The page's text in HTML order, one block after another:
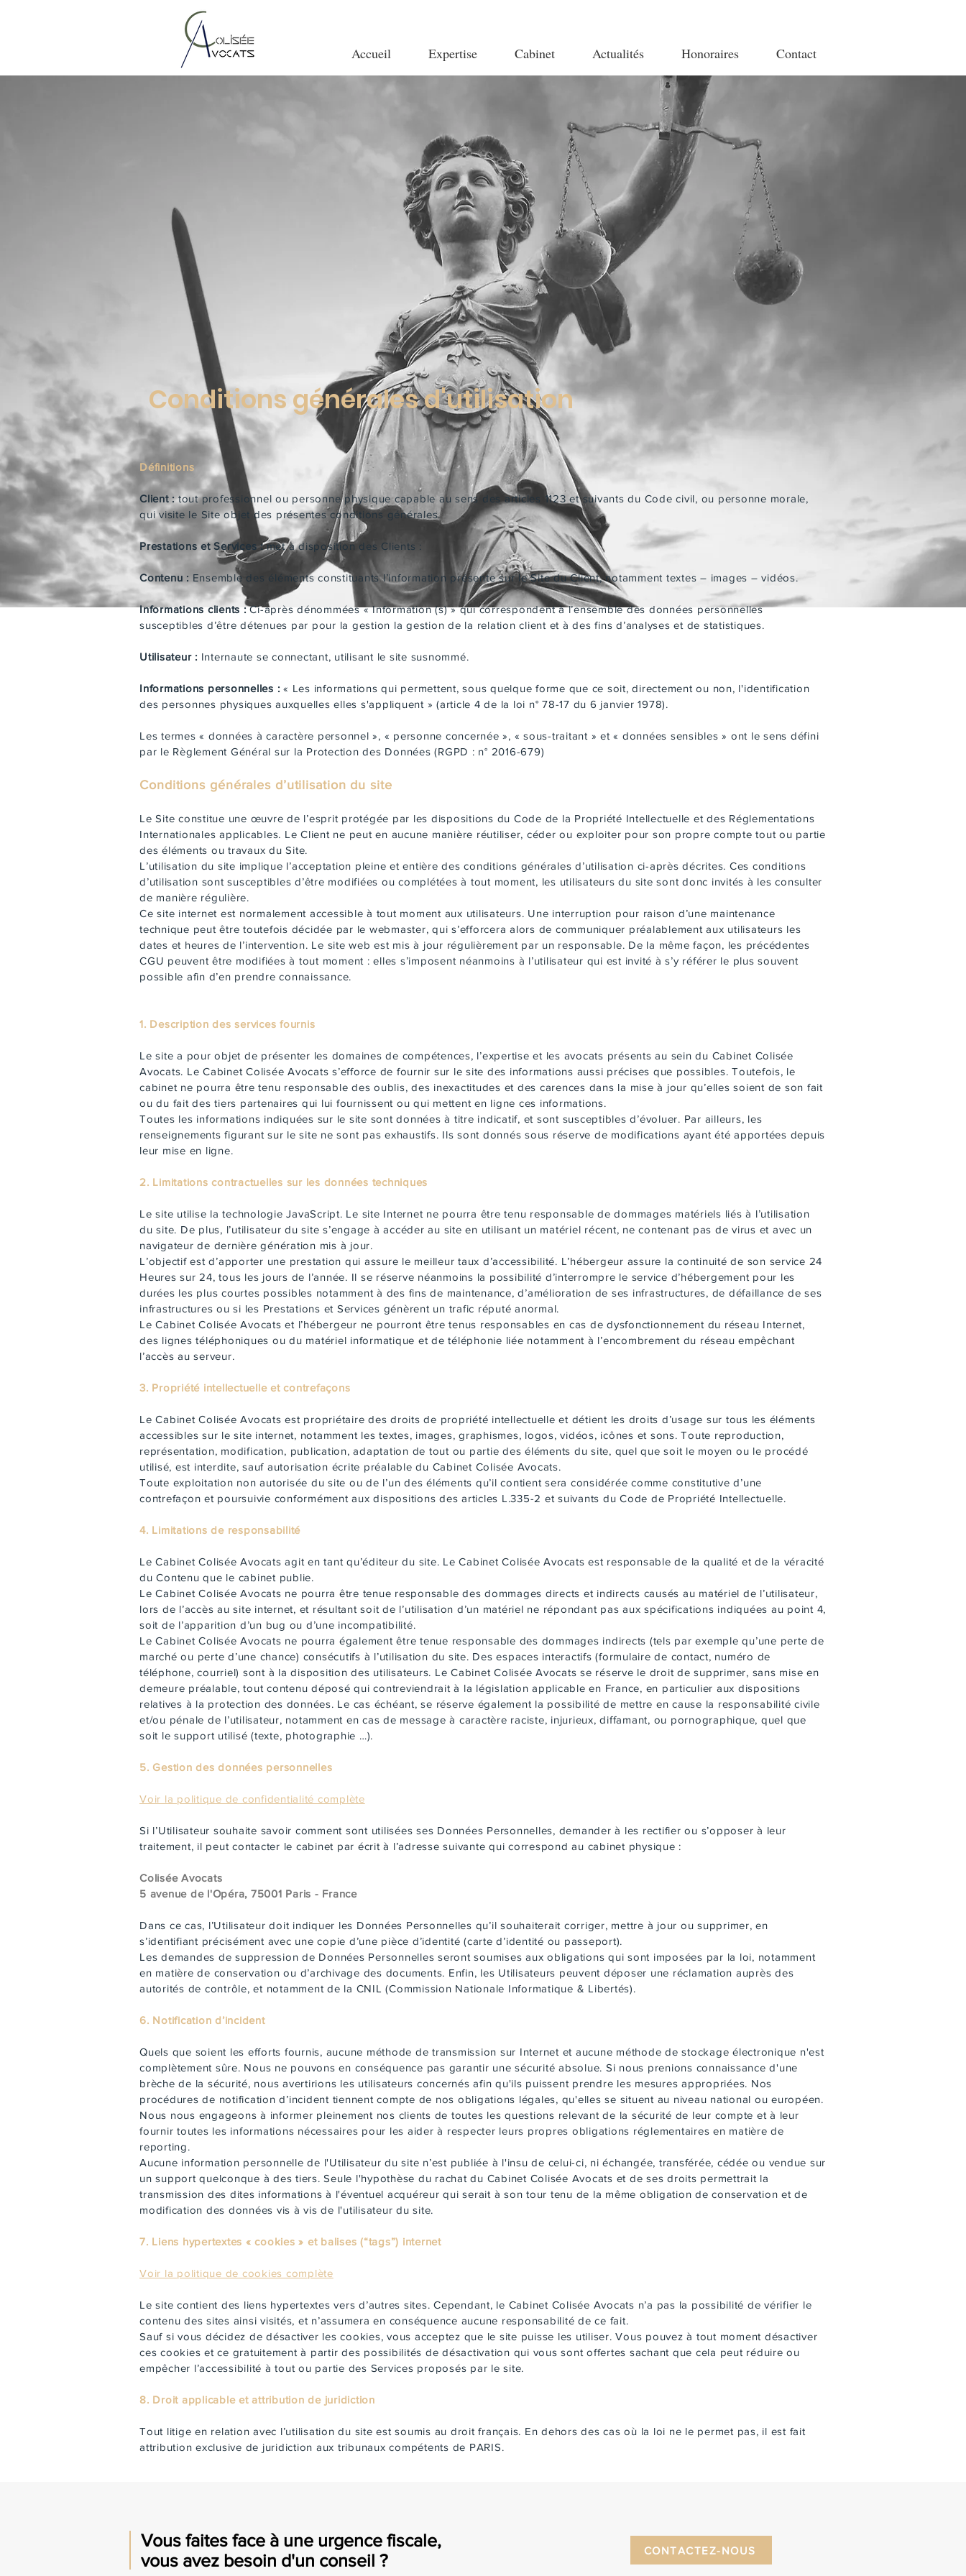
Accueil Expertise Cabinet Actualités Honoraires Contact
Conditions générales d'utilisation
Définitions
Client :tout professionnel ou personne physique capable au sens des articles 1123 et suivants du Code civil, ou personne morale,
qui visite le Site objet des présentes conditions générales.
Prestations et Services :met à disposition des Clients :
Contenu : Ensemble des éléments constituants l’information présente sur le Site du Client, notamment textes – images – vidéos.
Informations clients :Ci-après dénommées « Information (s) » qui correspondent à l’ensemble des données personnelles
susceptibles d’être détenues par pour la gestion la gestion de la relation client et à des fins d’analyses et de statistiques.
Utilisateur : Internaute se connectant, utilisant le site susnommé.
Informations personnelles : « Les informations qui permettent, sous quelque forme que ce soit, directement ou non, l'identification
des personnes physiques auxquelles elles s'appliquent » (article 4 de la loi n° 78-17 du 6 janvier 1978).
Les termes « données à caractère personnel », « personne concernée », « sous-traitant » et « données sensibles » ont le sens défini
par le Règlement Général sur la Protection des Données (RGPD : n° 2016-679)
Conditions générales d’utilisation du site
Le Site constitue une œuvre de l’esprit protégée par les dispositions du Code de la Propriété Intellectuelle et des Réglementations
Internationales applicables. Le Client ne peut en aucune manière réutiliser, céder ou exploiter pour son propre compte tout ou partie
des éléments ou travaux du Site.
L’utilisation du site implique l’acceptation pleine et entière des conditions générales d’utilisation ci-après décrites. Ces conditions
d’utilisation sont susceptibles d’être modifiées ou complétées à tout moment, les utilisateurs du site sont donc invités à les consulter
de manière régulière.
Ce site internet est normalement accessible à tout moment aux utilisateurs. Une interruption pour raison d’une maintenance
technique peut être toutefois décidée par le webmaster, qui s’efforcera alors de communiquer préalablement aux utilisateurs les
dates et heures de l’intervention. Le site web est mis à jour régulièrement par un responsable. De la même façon, les précédentes
CGU peuvent être modifiées à tout moment : elles s’imposent néanmoins à l’utilisateur qui est invité à s’y référer le plus souvent
possible afin d’en prendre connaissance.
1. Description des services fournis
Le site a pour objet de présenter les domaines de compétences, l’expertise et les avocats présents au sein du Cabinet Colisée
Avocats. Le Cabinet Colisée Avocats s’efforce de fournir sur le site des informations aussi précises que possibles. Toutefois, le
cabinet ne pourra être tenu responsable des oublis, des inexactitudes et des carences dans la mise à jour qu’elles soient de son fait
ou du fait des tiers partenaires qui lui fournissent ou qui mettent en ligne ces informations.
Toutes les informations indiquées sur le site sont données à titre indicatif, et sont susceptibles d’évoluer. Par ailleurs, les
renseignements figurant sur le site ne sont pas exhaustifs. Ils sont donnés sous réserve de modifications ayant été apportées depuis
leur mise en ligne.
2. Limitations contractuelles sur les données techniques
Le site utilise la technologie JavaScript. Le site Internet ne pourra être tenu responsable de dommages matériels liés à l’utilisation
du site. De plus, l’utilisateur du site s’engage à accéder au site en utilisant un matériel récent, ne contenant pas de virus et avec un
navigateur de dernière génération mis à jour.
L’objectif est d’apporter une prestation qui assure le meilleur taux d’accessibilité. L’hébergeur assure la continuité de son service 24
Heures sur 24, tous les jours de l’année. Il se réserve néanmoins la possibilité d’interrompre le service d’hébergement pour les
durées les plus courtes possibles notamment à des fins de maintenance, d’amélioration de ses infrastructures, de défaillance de ses
infrastructures ou si les Prestations et Services génèrent un trafic réputé anormal.
Le Cabinet Colisée Avocats et l’hébergeur ne pourront être tenus responsables en cas de dysfonctionnement du réseau Internet,
des lignes téléphoniques ou du matériel informatique et de téléphonie liée notamment à l’encombrement du réseau empêchant
l’accès au serveur.
3. Propriété intellectuelle et contrefaçons
Le Cabinet Colisée Avocats est propriétaire des droits de propriété intellectuelle et détient les droits d’usage sur tous les éléments
accessibles sur le site internet, notamment les textes, images, graphismes, logos, vidéos, icônes et sons. Toute reproduction,
représentation, modification, publication, adaptation de tout ou partie des éléments du site, quel que soit le moyen ou le procédé
utilisé, est interdite, sauf autorisation écrite préalable du Cabinet Colisée Avocats.
Toute exploitation non autorisée du site ou de l’un des éléments qu’il contient sera considérée comme constitutive d’une
contrefaçon et poursuivie conformément aux dispositions des articles L.335-2 et suivants du Code de Propriété Intellectuelle.
4. Limitations de responsabilité
Le Cabinet Colisée Avocats agit en tant qu’éditeur du site. Le Cabinet Colisée Avocats est responsable de la qualité et de la véracité
du Contenu que le cabinet publie.
Le Cabinet Colisée Avocats ne pourra être tenue responsable des dommages directs et indirects causés au matériel de l’utilisateur,
lors de l’accès au site internet, et résultant soit de l’utilisation d’un matériel ne répondant pas aux spécifications indiquées au point 4,
soit de l’apparition d’un bug ou d’une incompatibilité.
Le Cabinet Colisée Avocats ne pourra également être tenue responsable des dommages indirects (tels par exemple qu’une perte de
marché ou perte d’une chance) consécutifs à l’utilisation du site. Des espaces interactifs (formulaire de contact, numéro de
téléphone, courriel) sont à la disposition des utilisateurs. Le Cabinet Colisée Avocats se réserve le droit de supprimer, sans mise en
demeure préalable, tout contenu déposé qui contreviendrait à la législation applicable en France, en particulier aux dispositions
relatives à la protection des données. Le cas échéant, se réserve également la possibilité de mettre en cause la responsabilité civile
et/ou pénale de l’utilisateur, notamment en cas de message à caractère raciste, injurieux, diffamant, ou pornographique, quel que
soit le support utilisé (texte, photographie …).
5. Gestion des données personnelles
Voir la politique de confidentialité complète
Si l’Utilisateur souhaite savoir comment sont utilisées ses Données Personnelles, demander à les rectifier ou s’opposer à leur
traitement, il peut contacter le cabinet par écrit à l’adresse suivante qui correspond au cabinet physique :
Colisée Avocats
5 avenue de l'Opéra, 75001 Paris - France
Dans ce cas, l’Utilisateur doit indiquer les Données Personnelles qu’il souhaiterait corriger, mettre à jour ou supprimer, en
s’identifiant précisément avec une copie d’une pièce d’identité (carte d’identité ou passeport).
Les demandes de suppression de Données Personnelles seront soumises aux obligations qui sont imposées par la loi, notamment
en matière de conservation ou d’archivage des documents. Enfin, les Utilisateurs peuvent déposer une réclamation auprès des
autorités de contrôle, et notamment de la CNIL (Commission Nationale Informatique & Libertés).
6. Notification d’incident
Quels que soient les efforts fournis, aucune méthode de transmission sur Internet et aucune méthode de stockage électronique n'est
complètement sûre. Nous ne pouvons en conséquence pas garantir une sécurité absolue. Si nous prenions connaissance d'une
brèche de la sécurité, nous avertirions les utilisateurs concernés afin qu'ils puissent prendre les mesures appropriées. Nos
procédures de notification d’incident tiennent compte de nos obligations légales, qu'elles se situent au niveau national ou européen.
Nous nous engageons à informer pleinement nos clients de toutes les questions relevant de la sécurité de leur compte et à leur
fournir toutes les informations nécessaires pour les aider à respecter leurs propres obligations réglementaires en matière de
reporting.
Aucune information personnelle de l'Utilisateur du site n’est publiée à l'insu de celui-ci, ni échangée, transférée, cédée ou vendue sur
un support quelconque à des tiers. Seule l'hypothèse du rachat du Cabinet Colisée Avocats et de ses droits permettrait la
transmission des dites informations à l'éventuel acquéreur qui serait à son tour tenu de la même obligation de conservation et de
modification des données vis à vis de l'utilisateur du site.
7. Liens hypertextes « cookies » et balises (“tags”) internet
Voir la politique de cookies complète
Le site contient des liens hypertextes vers d’autres sites. Cependant, le Cabinet Colisée Avocats n’a pas la possibilité de vérifier le
contenu des sites ainsi visités, et n’assumera en conséquence aucune responsabilité de ce fait.
Sauf si vous décidez de désactiver les cookies, vous acceptez que le site puisse les utiliser. Vous pouvez à tout moment désactiver
ces cookies et ce gratuitement à partir des possibilités de désactivation qui vous sont offertes sachant que cela peut réduire ou
empêcher l’accessibilité à tout ou partie des Services proposés par le site.
8. Droit applicable et attribution de juridiction
Tout litige en relation avec l’utilisation du site est soumis au droit français. En dehors des cas où la loi ne le permet pas, il est fait
attribution exclusive de juridiction aux tribunaux compétents de PARIS.
Vous faites face à une urgence fiscale,
vous avez besoin d'un conseil ?
CONTACTEZ-NOUS